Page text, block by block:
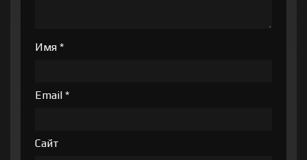
Имя *
Email *
Сайт